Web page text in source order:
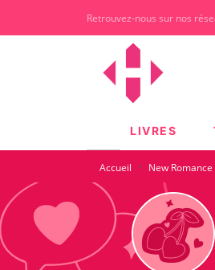
Retrouvez-nous sur nos
LIVRES
Accueil · New Romance